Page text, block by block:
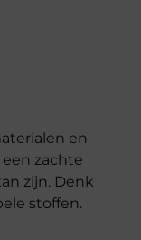
en
zachte
zijn. Denk
stoffen.